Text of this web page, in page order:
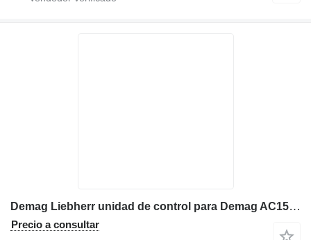
Demag Liebherr unidad de control para Demag AC155, AC205, AC265, AC395, AC80, AC80-1, AC95, PPM A340 grúa móvil
Precio a consultar